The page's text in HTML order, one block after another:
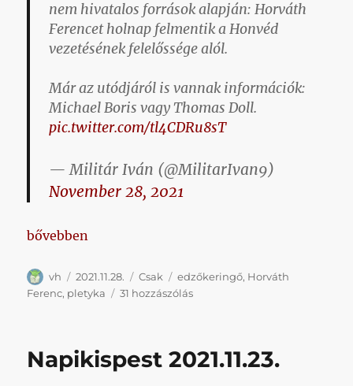
nem hivatalos források alapján: Horváth
Ferencet holnap felmentik a Honvéd
vezetésének felelőssége alól.
Már az utódjáról is vannak információk:
Michael Boris vagy Thomas Doll.
pic.twitter.com/tl4CDRu8sT
— Militár Iván (@MilitarIvan9)
November 28, 2021
„Nem sok, de legalább egy apró remény, hogy
bővebben
Szerző
vh Közzétéve
2021.11.28. Kategória
Csak Címke
edzőkeringő, Horváth
Ferenc, pletyka 31 hozzászólásNem
egy
Napikispest 2021.11.23.